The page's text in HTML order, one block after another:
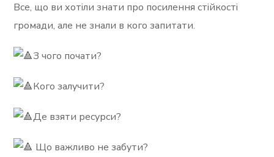
Все, що ви хотіли знати про посилення стійкості
громади, але не знали в кого запитати.
З чого почати?
Кого залучити?
Де взяти ресурси?
Що важливо не забути?